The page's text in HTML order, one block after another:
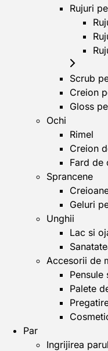
Rujuri
Scrub
Creion
Gloss
Ochi
Rimel
Creion
Fard de
Sprancene
Geluri
Unghii
Lac si
Accesorii de
Pensule
Palete
Par
Ingrijirea